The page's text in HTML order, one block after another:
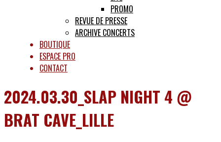
PROMO
REVUE DE PRESSE
ARCHIVE CONCERTS
BOUTIQUE
ESPACE PRO
CONTACT
2024.03.30_SLAP NIGHT 4 @
BRAT CAVE_LILLE